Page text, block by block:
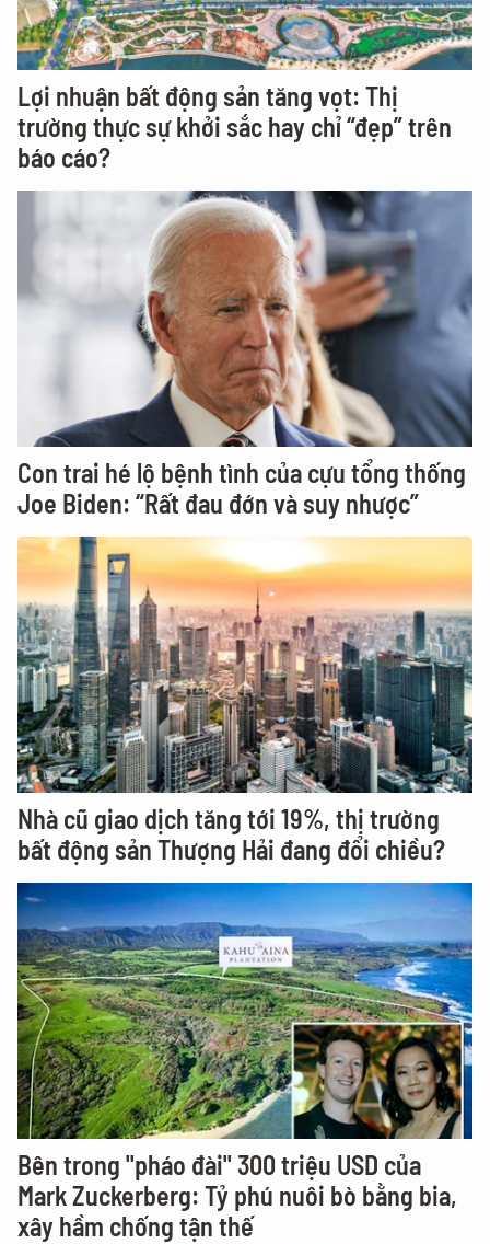
Lợi nhuận bất động sản tăng vọt: Thị
trường thực sự khởi sắc hay chỉ “đẹp” trên
báo cáo?
Con trai hé lộ bệnh tình của cựu tổng thống
Joe Biden: “Rất đau đớn và suy nhược”
Nhà cũ giao dịch tăng tới 19%, thị trường
bất động sản Thượng Hải đang đổi chiều?
Bên trong "pháo đài" 300 triệu USD của
Mark Zuckerberg: Tỷ phú nuôi bò bằng bia,
xây hầm chống tận thế